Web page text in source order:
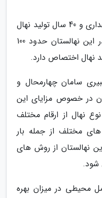
این نهالستان با سابقه 6 نسل باغداری و 40 سال تولید نهال
در سامان ایجاد شده است که در این نهالستان حدود 100
سامان چهارمحال و
در خصوص مزایای این
نهالستان، اظهار کرد: حدود 800 نوع نهال از ارقام مختلف
مختلف از جمله بار
نهالستان از روش های
شود.
محیطی در میزان بهره